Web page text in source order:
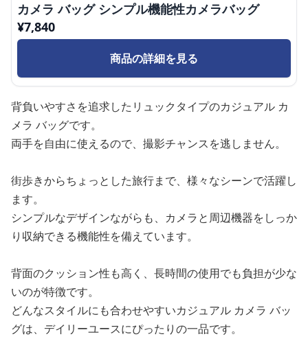
カメラ バッグ シンプル機能性カメラバッグ
¥7,840
商品の詳細を見る
背負いやすさを追求したリュックタイプのカジュアル カ
メラ バッグです。
両手を自由に使えるので、撮影チャンスを逃しません。
街歩きからちょっとした旅行まで、様々なシーンで活躍し
ます。
シンプルなデザインながらも、カメラと周辺機器をしっか
り収納できる機能性を備えています。
背面のクッション性も高く、長時間の使用でも負担が少な
いのが特徴です。
どんなスタイルにも合わせやすいカジュアル カメラ バッ
グは、デイリーユースにぴったりの一品です。